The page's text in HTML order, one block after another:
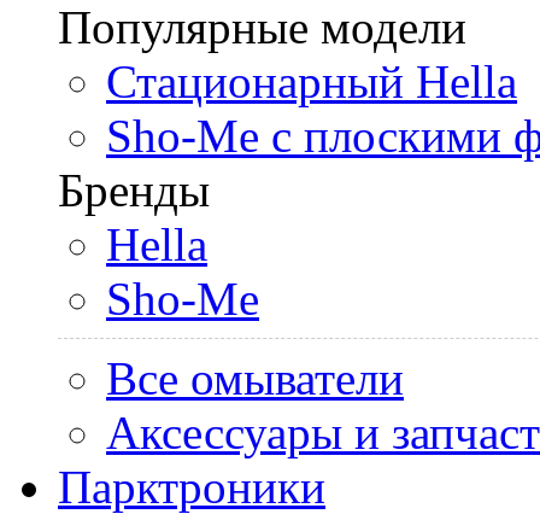
Популярные модели
Стационарный Hella
Sho-Me с плоскими
Бренды
Hella
Sho-Me
Все омыватели
Аксессуары и
Парктроники